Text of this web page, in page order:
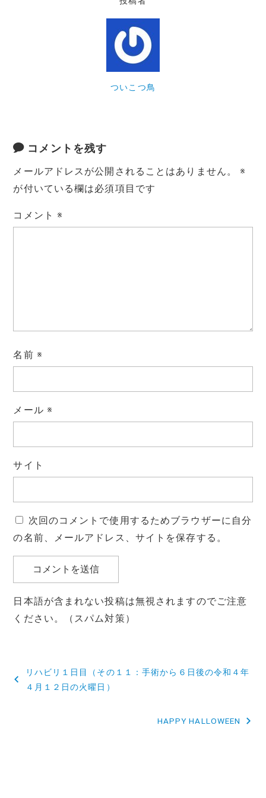
ついこつ鳥
コメントを残す
メールアドレスが公開されることはありません。
※
が付いている欄は必須項目です
コメント※
名前 ※
メール ※
サイト
次回のコメントで使用するためブラウザーに自分
の名前、メールアドレス、サイトを保存する。
日本語が含まれない投稿は無視されますのでご注意
ください。（スパム対策）
稿
リハビリ１日目（その１１：手術から６日後の令和４年
４月１２日の火曜日）
HAPPY HALLOWEEN